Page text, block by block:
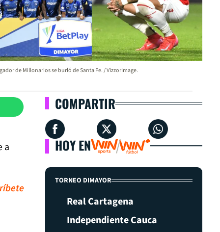
de Millonarios se burló de Santa Fe. / VizzorImage.
a
COMPARTIR
HOY EN
TORNEO DIMAYOR
Real Cartagena
Independiente Cauca